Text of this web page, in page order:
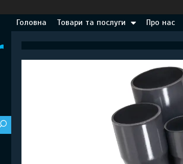
Головна Товари та послуги Про нас